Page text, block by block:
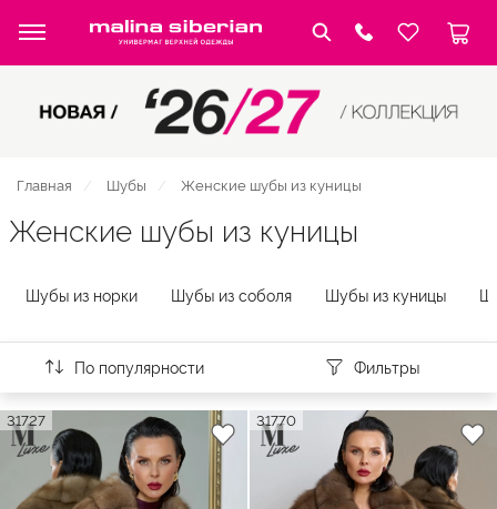
Главная Шубы Женские шубы из куницы
Женские шубы из куницы
Шубы из норки Шубы из соболя Шубы из куницы
По популярности Фильтры
31727 31770